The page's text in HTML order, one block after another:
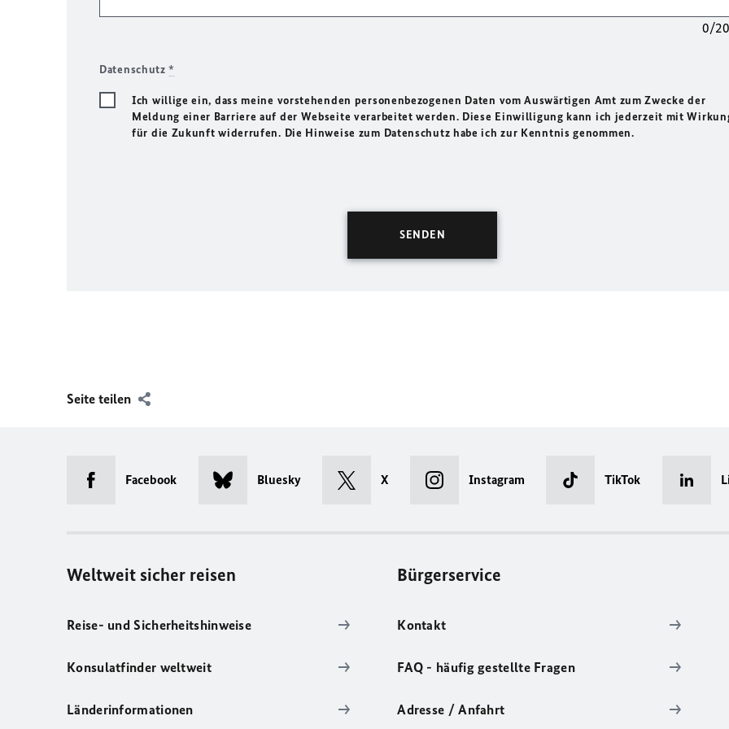
0/
Datenschutz*
Ich willige ein, dass meine vorstehenden personenbezogenen Daten vom Auswärtigen Amt zum Zwecke der
Meldung einer Barriere auf der Webseite verarbeitet werden. Diese Einwilligung kann ich jederzeit mit
für die Zukunft widerrufen. Die Hinweise zum Datenschutz habe ich zur Kenntnis genommen.
Seite teilen
Facebook Bluesky X Instagram TikTok
Weltweit sicher reisen
Reise- und Sicherheitshinweise
Konsulatfinder weltweit
Länderinformationen
Bürgerservice
Kontakt
FAQ - häufig gestellte Fragen
Adresse / Anfahrt